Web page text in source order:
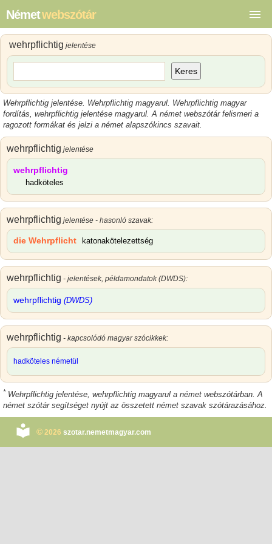
Németwebszótár
wehrpflichtig jelentése
Keres
Wehrpflichtig jelentése. Wehrpflichtig magyarul. Wehrpflichtig magyar
fordítás, wehrpflichtig jelentése magyarul. A német webszótár felismeri a
ragozott formákat és jelzi a német alapszókincs szavait.
wehrpflichtig jelentése
wehrpflichtig
hadköteles
wehrpflichtig jelentése - hasonló szavak:
die Wehrpflicht katonakötelezettség
wehrpflichtig - jelentések, példamondatok (DWDS):
wehrpflichtig (DWDS)
wehrpflichtig - kapcsolódó magyar szócikkek:
hadköteles németül
* Wehrpflichtig jelentése, wehrpflichtig magyarul a német webszótárban. A
német szótár segítséget nyújt az összetett német szavak szótárazásához.
© 2026 szotar.nemetmagyar.com